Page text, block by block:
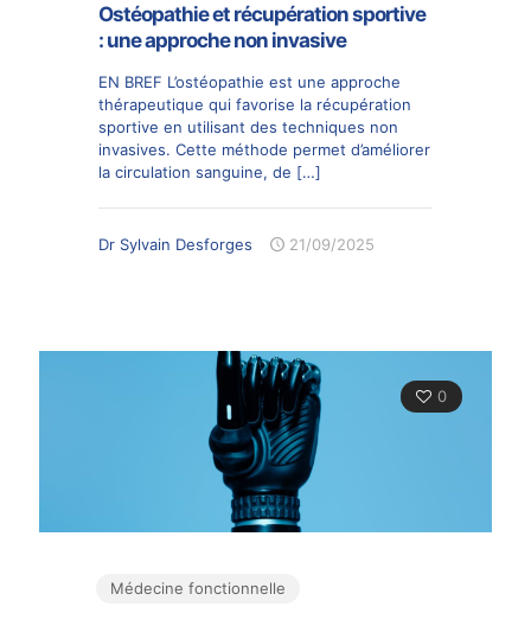
Ostéopathie et récupération sportive
: une approche non invasive
EN BREF L’ostéopathie est une approche
thérapeutique qui favorise la récupération
sportive en utilisant des techniques non
invasives. Cette méthode permet d’améliorer
la circulation sanguine, de […]
Dr Sylvain Desforges 21/09/2025
0
Médecine fonctionnelle